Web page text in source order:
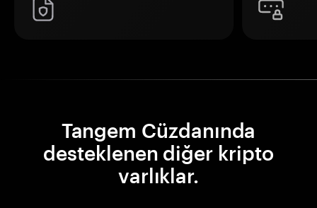
Tangem Cüzdanında
desteklenen diğer kripto
varlıklar.